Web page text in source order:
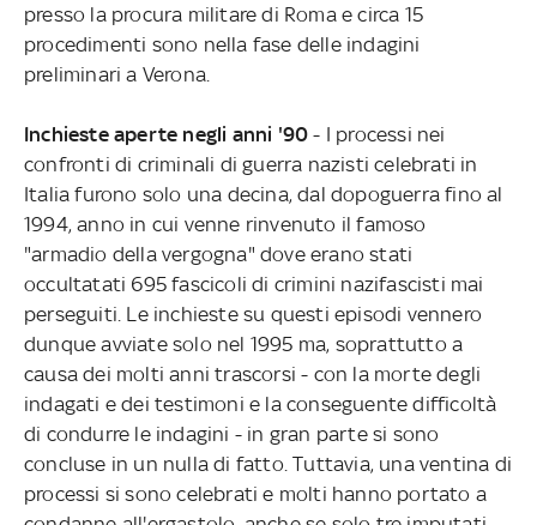
presso la procura militare di Roma e circa 15
procedimenti sono nella fase delle indagini
preliminari a Verona.
Inchieste aperte negli anni '90 - I processi nei
confronti di criminali di guerra nazisti celebrati in
Italia furono solo una decina, dal dopoguerra fino al
1994, anno in cui venne rinvenuto il famoso
"armadio della vergogna" dove erano stati
occultatati 695 fascicoli di crimini nazifascisti mai
perseguiti. Le inchieste su questi episodi vennero
dunque avviate solo nel 1995 ma, soprattutto a
causa dei molti anni trascorsi - con la morte degli
indagati e dei testimoni e la conseguente difficoltà
di condurre le indagini - in gran parte si sono
concluse in un nulla di fatto. Tuttavia, una ventina di
processi si sono celebrati e molti hanno portato a